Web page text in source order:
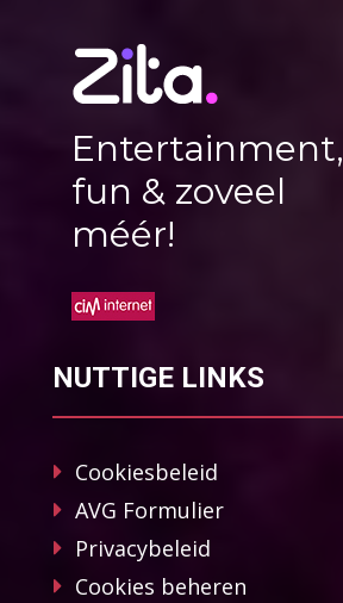
Entertainment,
fun & zoveel
méér!
NUTTIGE LINKS
Cookiesbeleid
AVG Formulier
Privacybeleid
Cookies beheren